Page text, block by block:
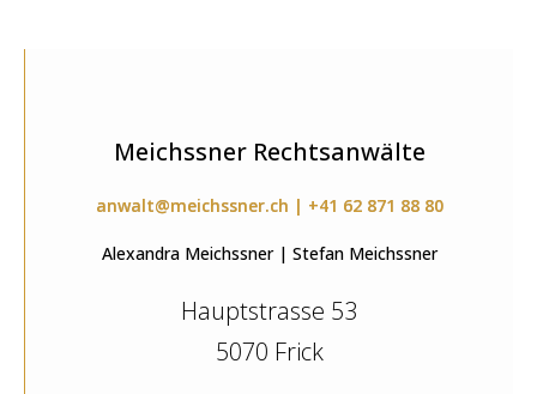
Meichssner Rechtsanwälte
anwalt@meichssner.ch | +41 62 871 88 80
Alexandra Meichssner | Stefan Meichssner
Hauptstrasse 53
5070 Frick